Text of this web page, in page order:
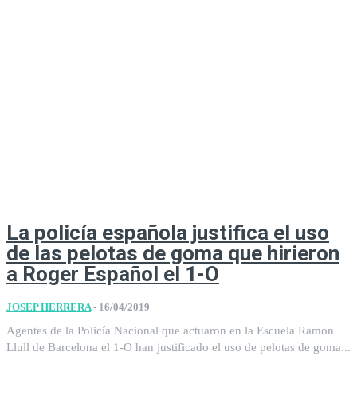
La policía española justifica el uso
de las pelotas de goma que hirieron
a Roger Español el 1-O
JOSEP HERRERA - 16/04/2019
Agentes de la Policía Nacional que actuaron en la Escuela Ramon
Llull de Barcelona el 1-O han justificado el uso de pelotas de goma...